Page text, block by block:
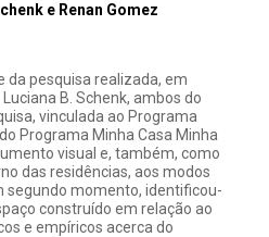
e Renan Gomez
da pesquisa realizada, em
B. Schenk, ambos do
vinculada ao Programa
Programa Minha Casa Minha
visual e, também, como
das residências, aos modos
segundo momento, identificou-
construído em relação ao
e empíricos acerca do